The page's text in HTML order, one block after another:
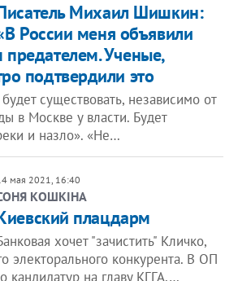
Михаил Шишкин:
России меня объявили
Ученые,
подтвердили это
существовать, независимо от
в Москве у власти. Будет
и назло». «Не…
мая 2021, 16:40
КОШКІНА
плацдарм
хочет "зачистить" Кличко,
электорального конкурента. В ОП
кандидатур на главу КГГА,…